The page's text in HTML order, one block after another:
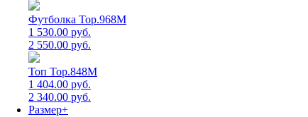
Футболка Top.968M
1 530.00 руб.
2 550.00 руб.
Топ Top.848M
1 404.00 руб.
2 340.00 руб.
Размер+